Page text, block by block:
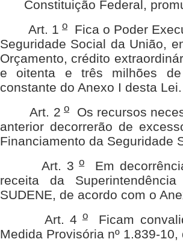
Constituição Federal,
Art. 1 o Fica o Poder
Seguridade Social da União,
Orçamento, crédito
e oitenta e três milhões
constante do Anexo I desta Lei.
Art. 2 o Os recursos
anterior decorrerão de
Financiamento da Seguridade
Art. 3 o Em
receita da
SUDENE, de acordo com o
Art. 4 oFicam
Medida Provisória nº 1.839-